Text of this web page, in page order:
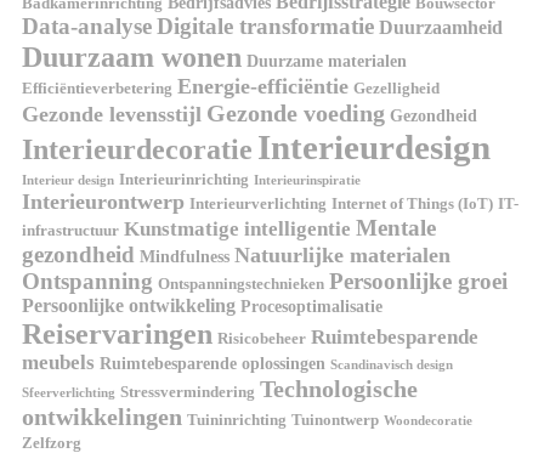
Badkamerinrichting Bouwsector
Data-analyseDigitale transformatie Duurzaamheid
Duurzaam wonen Duurzame materialen
Efficiëntieverbetering Energie-efficiëntie Gezelligheid
Gezonde levensstijl Gezonde voeding Gezondheid
Interieurdecoratie Interieurdesign
Interieur design Interieurinrichting Interieurinspiratie
Interieurontwerp Interieurverlichting Internet of Things (IoT) IT-
infrastructuur Kunstmatige intelligentie Mentale
gezondheid Mindfulness Natuurlijke materialen
Ontspanning Ontspanningstechnieken Persoonlijke groei
Persoonlijke ontwikkeling Procesoptimalisatie
Reiservaringen Risicobeheer Ruimtebesparende
meubels Ruimtebesparende oplossingen Scandinavisch design
Sfeerverlichting Stressvermindering Technologische
ontwikkelingen Tuininrichting Tuinontwerp Woondecoratie
Zelfzorg